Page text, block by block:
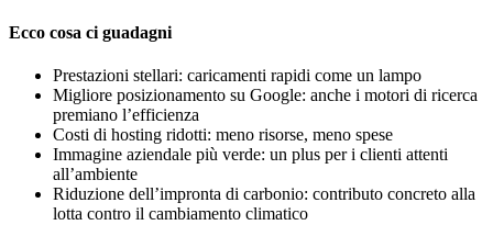
Ecco cosa ci guadagni
Prestazioni stellari: caricamenti rapidi come un lampo
Migliore posizionamento su Google: anche i motori di ricerca
premiano l’efficienza
Costi di hosting ridotti: meno risorse, meno spese
Immagine aziendale più verde: un plus per i clienti attenti
all’ambiente
Riduzione dell’impronta di carbonio: contributo concreto alla
lotta contro il cambiamento climatico